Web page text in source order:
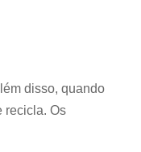
disso, quando
recicla. Os